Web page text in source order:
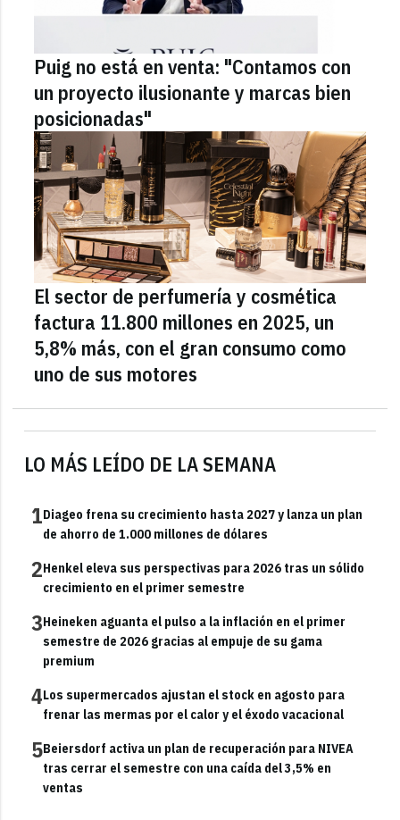
LO MÁS LEÍDO DE LA SEMANA
1Diageo frena su crecimiento hasta 2027 y lanza un plan
de ahorro de 1.000 millones de dólares
2Henkel eleva sus perspectivas para 2026 tras un sólido
crecimiento en el primer semestre
3Heineken aguanta el pulso a la inflación en el primer
semestre de 2026 gracias al empuje de su gama
premium
4Los supermercados ajustan el stock en agosto para
frenar las mermas por el calor y el éxodo vacacional
5Beiersdorf activa un plan de recuperación para NIVEA
tras cerrar el semestre con una caída del 3,5% en
ventas
Puig no está en venta: "Contamos con
un proyecto ilusionante y marcas bien
posicionadas"
El sector de perfumería y cosmética
factura 11.800 millones en 2025, un
5,8% más, con el gran consumo como
uno de sus motores